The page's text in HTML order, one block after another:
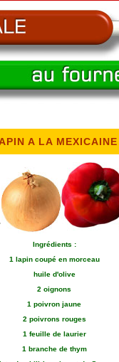
A LA MEXICAINE
Ingrédients :
1 lapin coupé en morceau
huile d'olive
2 oignons
1 poivron jaune
2 poivrons rouges
1 feuille de laurier
1 branche de thym